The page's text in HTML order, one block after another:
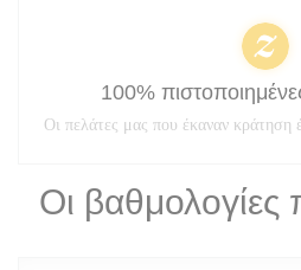
Οι βαθμολογίες
100%
Οι πελάτες μας που έκαναν κράτηση